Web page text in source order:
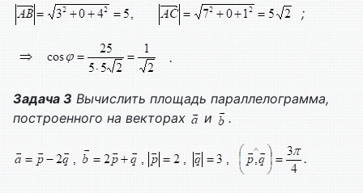
;
.
Задача 3 Вычислить площадь параллелограмма,
построенного на векторах
и .
.